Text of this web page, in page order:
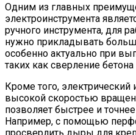
Одним из главных
электроинструмента
ручного инструмента, для
нужно прикладывать
особенно актуально при
таких как сверление бетона
Кроме того, электрический
высокой скоростью
позволяет быстрее и
Например, с помощью